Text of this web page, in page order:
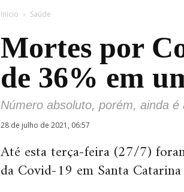
Inicio Saúde
Mortes por
de 36% em
Número absoluto, porém, ainda
28 de julho de 2021, 06:57
Até esta terça-feira (27/7)
da Covid-19 em Santa